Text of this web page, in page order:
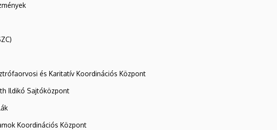
és Karitatív Koordinációs Központ
Ildikó Sajtóközpont
Koordinációs Központ